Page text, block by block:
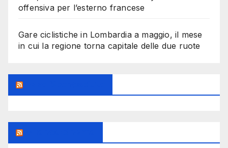
offensiva per l’esterno francese
Gare ciclistiche in Lombardia a maggio, il mese
in cui la regione torna capitale delle due ruote